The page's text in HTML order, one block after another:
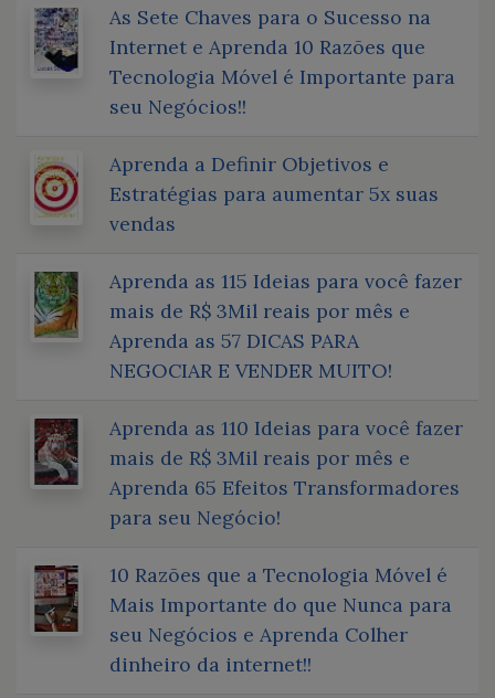
As Sete Chaves para o Sucesso na
Internet e Aprenda 10 Razões que
Tecnologia Móvel é Importante para
seu Negócios!!
Aprenda a Definir Objetivos e
Estratégias para aumentar 5x suas
vendas
Aprenda as 115 Ideias para você fazer
mais de R$ 3Mil reais por mês e
Aprenda as 57 DICAS PARA
NEGOCIAR E VENDER MUITO!
Aprenda as 110 Ideias para você fazer
mais de R$ 3Mil reais por mês e
Aprenda 65 Efeitos Transformadores
para seu Negócio!
10 Razões que a Tecnologia Móvel é
Mais Importante do que Nunca para
seu Negócios e Aprenda Colher
dinheiro da internet!!